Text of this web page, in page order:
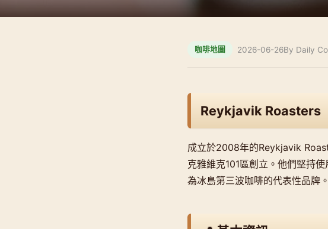
咖啡地圖 2026-06-26By Daily
Reykjavik Roasters
成立於2008年的Reykjavik
克雅維克101區創立。他們堅持
為冰島第三波咖啡的代表性品牌。